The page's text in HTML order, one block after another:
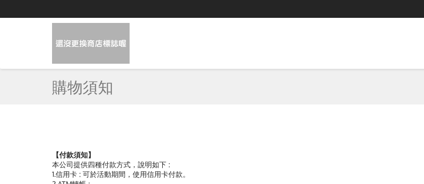
購物須知
【付款須知】
本公司提供四種付款方式，說明如下 :
1.信用卡 : 可於活動期間，使用信用卡付款。